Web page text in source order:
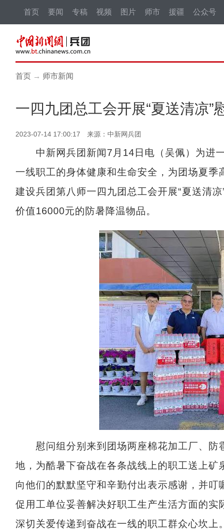
首页 要闻 专稿 视频 图片 师市 援疆 公众号
首页 → 师市新闻
一四九团总工会开展“夏送清凉”
2023-07-14 17:00:17 来源：中新网兵团
中新网兵团新闻7月14日电（吴佩）为进
一线职工的身体健康和生命安全，为团场夏
建设兵团第八师一四九团总工会开展“夏送清
价值16000元的防暑降温物品。
慰问组分别来到团场两座棉花加工厂、防
地，为酷暑下奋战在各条战线上的职工送上矿
向他们的默默坚守和辛勤付出表示感谢，并
促用工单位妥善解决好职工生产生活方面的
深切关爱传递到奋战在一线的职工群众心坎上。